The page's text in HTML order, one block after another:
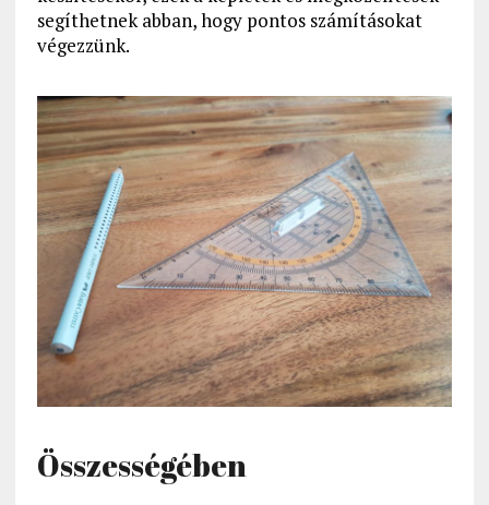
segíthetnek abban, hogy pontos számításokat
végezzünk.
Összességében